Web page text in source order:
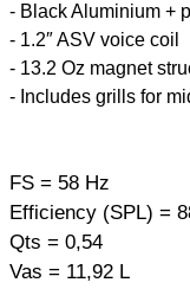
- Black Aluminium +
- 1.2″ ASV voice coil
- 13.2 Oz magnet
- Includes grills for
FS = 58 Hz
Efficiency (SPL) =
Qts = 0,54
Vas = 11,92 L